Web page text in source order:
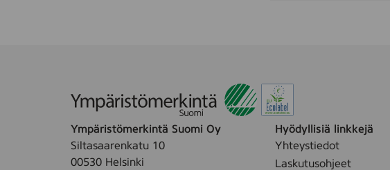
Ympäristömerkintä Suomi Oy
Siltasaarenkatu 10
00530 Helsinki
Hyödyllisiä linkkejä
Yhteystiedot
Laskutusohjeet